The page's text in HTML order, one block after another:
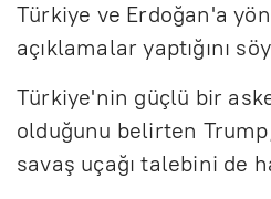
Türkiye ve Erdoğan'a
açıklamalar yaptığını
Türkiye'nin güçlü bir
olduğunu belirten
savaş uçağı talebini de